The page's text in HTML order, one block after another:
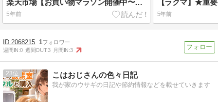
楽天市場【お買い物マラソン開催中〜】欲しい器「イッタラ・ハサミポーセリン」
5年前 5年前
2068215 1
週間IN:0 週間OUT:3 月間IN:3
23 こはおじさんの色々日記
我が家のウサギの日記や節約情報などを載せていきます